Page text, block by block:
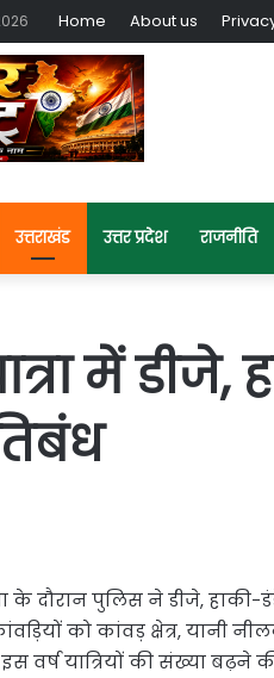
Home About us
उत्तराखंड उत्तर प्रदेश राजनीति
में डीजे,
के दौरान पुलिस ने डीजे,
कांवड़ियों को कांवड़ क्षेत्र,
वर्ष यात्रियों की संख्या